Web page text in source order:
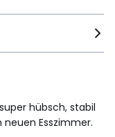
hübsch, stabil
Esszimmer.